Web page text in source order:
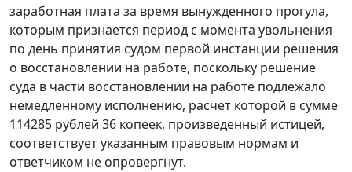
заработная плата за время вынужденного прогула,
которым признается период с момента увольнения
по день принятия судом первой инстанции решения
о восстановлении на работе, поскольку решение
суда в части восстановлении на работе подлежало
немедленному исполнению, расчет которой в сумме
114285 рублей 36 копеек, произведенный истицей,
соответствует указанным правовым нормам и
ответчиком не опровергнут.